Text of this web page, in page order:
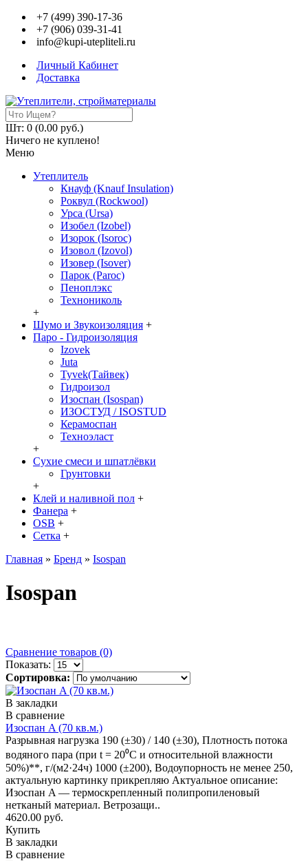
+7 (499) 390-17-36
+7 (906) 039-31-41
info@kupi-utepliteli.ru
Личный Кабинет
Доставка
Шт: 0 (0.00 руб.)
Ничего не куплено!
Меню
Утеплитель
Кнауф (Knauf Insulation)
Роквул (Rockwool)
Урса (Ursa)
Изобел (Izobel)
Изорок (Isoroc)
Изовол (Izovol)
Изовер (Isover)
Парок (Paroс)
Пеноплэкс
Технониколь
+
Шумо и Звукоизоляция +
Паро - Гидроизоляция
Izovek
Juta
Tyvek(Тайвек)
Гидроизол
Изоспан (Isospan)
ИЗОСТУД / ISOSTUD
Керамоспан
Техноэласт
+
Сухие смеси и шпатлёвки
Грунтовки
+
Клей и наливной пол +
Фанера +
OSB +
Сетка +
Главная » Бренд » Isospan
Isospan
Сравнение товаров (0)
Показать:
Сортировка:
В закладки
В сравнение
Изоспан A (70 кв.м.)
Разрывная нагрузка 190 (±30) / 140 (±30), Плотность потока
водяного пара (при t = 20⁰С и относительной влажности
50%)**, г/(м2·24ч) 1000 (±200), Водоупорность не менее 250,
актуальную картинку прикрепляю Актуальное описание:
Изоспан A — термоскрепленный полипропиленовый
нетканый материал. Ветрозащи..
4620.00 руб.
Купить
В закладки
В сравнение